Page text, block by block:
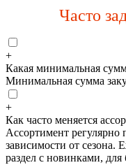
Часто
+
Какая минимальная
Минимальная сумма
+
Как часто меняется
Ассортимент регулярно
зависимости от сезона.
раздел с новинками, для